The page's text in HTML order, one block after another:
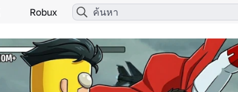
Robux